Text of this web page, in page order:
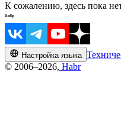
К сожалению, здесь пока
Настройка языка
© 2006–2026, Habr